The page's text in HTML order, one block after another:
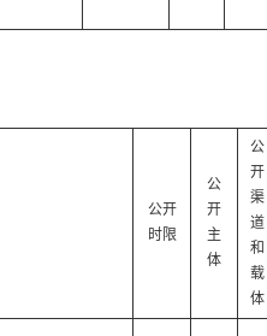
公开
时限
公
开
主
体
公
开
渠
道
和
载
体